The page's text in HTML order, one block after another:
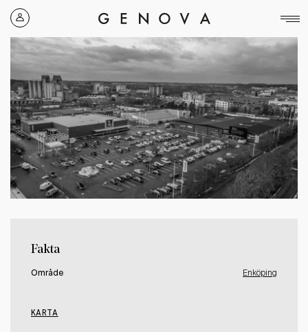
Genova
Property
Group
Fakta
Område Enköping
KARTA